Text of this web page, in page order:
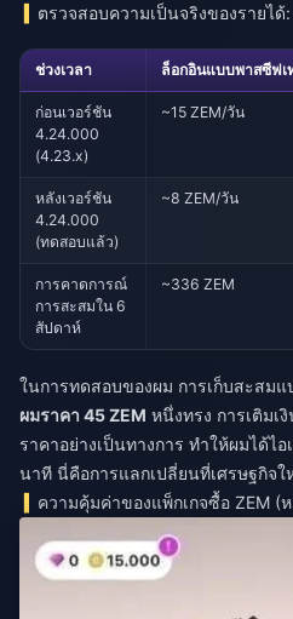
ตรวจสอบความเป็นจริงของรายไ
ช่วงเวลา ล็อกอินแบบพาสซีฟเ
ก่อนเวอร์ชัน
4.24.000
(4.23.x)
~15 ZEM/วัน
หลังเวอร์ชัน
4.24.000
(ทดสอบแล้ว)
~8 ZEM/วัน
การคาดการณ์
การสะสมใน 6
สัปดาห์
~336 ZEM
ในการทดสอบของผม การเก็บสะสม
ผมราคา 45 ZEM หนึ่งทรง การเติมเ
ราคาอย่างเป็นทางการ ทำให้ผมได้ไ
นาที นี่คือการแลกเปลี่ยนที่เศรษฐกิจใ
ความคุ้มค่าของแพ็กเกจซื้อ ZEM (